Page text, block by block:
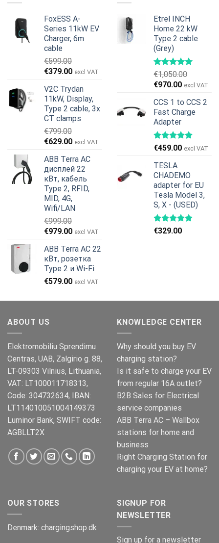
FoxESS A-
Series 11kW EV
Charger, 6m
cable
€599.00
Первоначальная
составляла
€599.00.
€379.00Текущая
€379.00.
excl VAT
V2C Trydan
11kW, Display,
Type 2 cable, 3x
CT clamps
€799.00
Первоначальная
составляла
€799.00.
€629.00Текущая
€629.00.
excl VAT
ABB Terra AC
дисплей 22
кВт, кабель
Type 2, RFID,
MID, 4G,
Wifi/LAN
€999.00
Первоначальная
составляла
€999.00.
€979.00Текущая
€979.00.
excl VAT
ABB Terra AC 22
кВт, розетка
Type 2 и Wi-Fi
€579.00 excl VAT
Etrel INCH
Home 22 kW
Type 2 cable
(Grey)
€1,050.00
Первоначальная
составляла
€1,050.00.
€970.00Текущая
€970.00.
excl VAT
CCS 1 to CCS 2
Fast Charge
Adapter
€459.00 excl VAT
TESLA
CHADEMO
adapter for EU
Tesla Model 3,
S, X - (USED)
€329.00
ABOUT US
Elektromobiliu Sprendimu
Centras, UAB, Zalgirio g. 88,
LT-09303 Vilnius, Lithuania,
VAT: LT100011718313,
Code: 304732634, IBAN:
LT114010051004149373
Luminor Bank, SWIFT code:
AGBLLT2X
KNOWLEDGE CENTER
Why should you buy EV
charging station?
Is it safe to charge your EV
from regular 16A outlet?
B2B Sales for Electrical
service companies
ABB Terra AC – Wallbox
stations for home and
business
Right Charging Station for
charging your EV at home?
OUR STORES
Denmark: chargingshop.dk
SIGNUP FOR
NEWSLETTER
Sign up for a newsletter